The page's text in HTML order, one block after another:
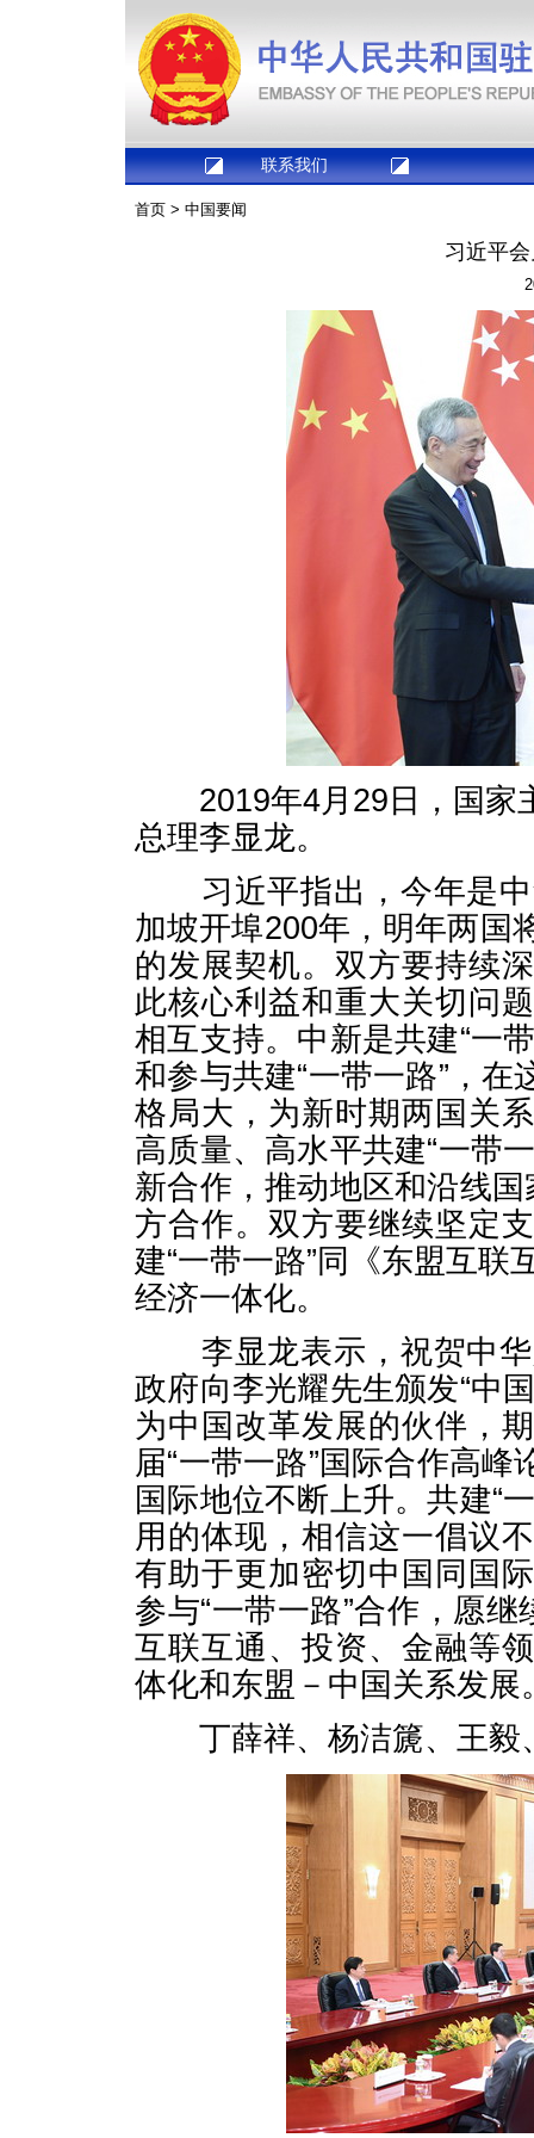
联系我们
首页 > 中国要闻
习近平
2019年4月29日，国家
总理李显龙。
习近平指出，今年是中
加坡开埠200年，明年两国
的发展契机。双方要持续
此核心利益和重大关切问
相互支持。中新是共建“一
和参与共建“一带一路”，
格局大，为新时期两国关
高质量、高水平共建“一带
新合作，推动地区和沿线
方合作。双方要继续坚定
建“一带一路”同《东盟互
经济一体化。
李显龙表示，祝贺中华
政府向李光耀先生颁发“中
为中国改革发展的伙伴，
届“一带一路”国际合作高
国际地位不断上升。共建“
用的体现，相信这一倡议
有助于更加密切中国同国
参与“一带一路”合作，愿
互联互通、投资、金融等
体化和东盟－中国关系发展
丁薛祥、杨洁篪、王毅